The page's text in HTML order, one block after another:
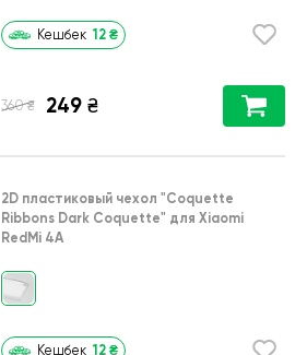
Кешбек 12 ₴
360 ₴ 249 ₴
2D пластиковый чехол "Coquette
Ribbons Dark Coquette" для Xiaomi
RedMi 4A
Кешбек 12 ₴